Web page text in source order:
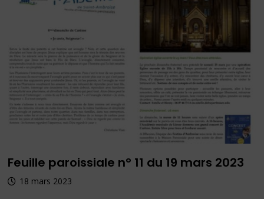
Feuille paroissiale n° 11 du 19 mars 2023
18 mars 2023